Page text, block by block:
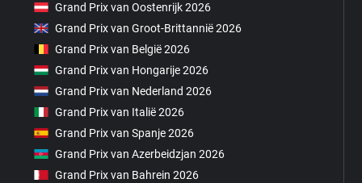
Grand Prix van Oostenrijk 2026
Grand Prix van Groot-Brittannië 2026
Grand Prix van België 2026
Grand Prix van Hongarije 2026
Grand Prix van Nederland 2026
Grand Prix van Italië 2026
Grand Prix van Spanje 2026
Grand Prix van Azerbeidzjan 2026
Grand Prix van Bahrein 2026